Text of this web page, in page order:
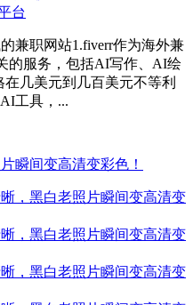
台
兼职网站1.fiverr作为海外兼
的服务，包括AI写作、AI绘
几美元到几百美元不等利
工具，...
瞬间变高清变彩色！